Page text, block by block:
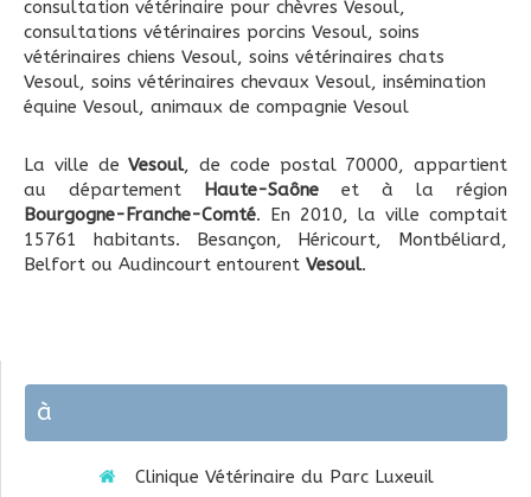
consultation vétérinaire pour chèvres Vesoul,
consultations vétérinaires porcins Vesoul, soins
vétérinaires chiens Vesoul, soins vétérinaires chats
Vesoul, soins vétérinaires chevaux Vesoul, insémination
équine Vesoul, animaux de compagnie Vesoul
La ville deVesoul, de code postal 70000, appartient
au département
Haute-Saône et à la région
Bourgogne-Franche-Comté. En 2010, la ville comptait
15761 habitants. Besançon, Héricourt, Montbéliard,
Belfort ou Audincourt entourent Vesoul.
à
Clinique Vétérinaire du Parc Luxeuil